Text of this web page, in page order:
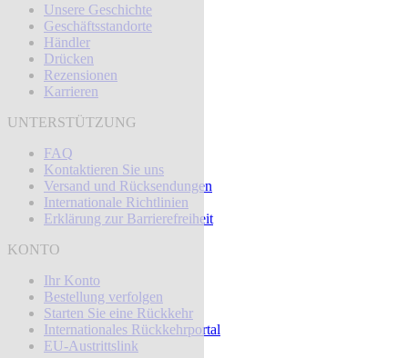
Unsere Geschichte
Geschäftsstandorte
Händler
Drücken
Rezensionen
Karrieren
UNTERSTÜTZUNG
FAQ
Kontaktieren Sie uns
Versand und Rücksendungen
Internationale Richtlinien
Erklärung zur Barrierefreiheit
KONTO
Ihr Konto
Bestellung verfolgen
Starten Sie eine Rückkehr
Internationales Rückkehrportal
EU-Austrittslink